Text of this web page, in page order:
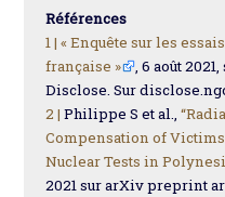
Références
1 | « Enquête sur les
française »
, 6 août
Disclose. Sur
2 | Philippe S et al.,
Compensation of
Nuclear Tests in
2021 sur arXiv preprint